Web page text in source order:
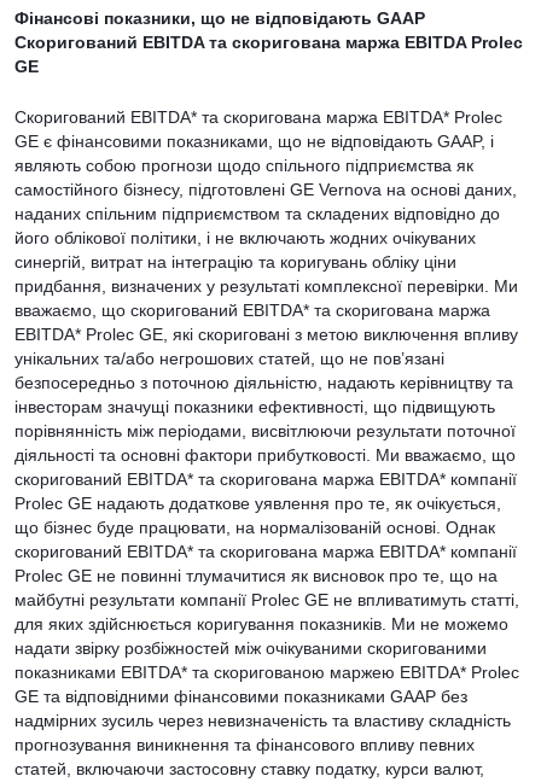
Фінансові показники, що не відповідають GAAP
Скоригований EBITDA та скоригована маржа EBITDA Prolec
GE
Скоригований EBITDA* та скоригована маржа EBITDA* Prolec
GE є фінансовими показниками, що не відповідають GAAP, і
являють собою прогнози щодо спільного підприємства як
самостійного бізнесу, підготовлені GE Vernova на основі даних,
наданих спільним підприємством та складених відповідно до
його облікової політики, і не включають жодних очікуваних
синергій, витрат на інтеграцію та коригувань обліку ціни
придбання, визначених у результаті комплексної перевірки. Ми
вважаємо, що скоригований EBITDA* та скоригована маржа
EBITDA* Prolec GE, які скориговані з метою виключення впливу
унікальних та/або негрошових статей, що не пов’язані
безпосередньо з поточною діяльністю, надають керівництву та
інвесторам значущі показники ефективності, що підвищують
порівнянність між періодами, висвітлюючи результати поточної
діяльності та основні фактори прибутковості. Ми вважаємо, що
скоригований EBITDA* та скоригована маржа EBITDA* компанії
Prolec GE надають додаткове уявлення про те, як очікується,
що бізнес буде працювати, на нормалізованій основі. Однак
скоригований EBITDA* та скоригована маржа EBITDA* компанії
Prolec GE не повинні тлумачитися як висновок про те, що на
майбутні результати компанії Prolec GE не впливатимуть статті,
для яких здійснюється коригування показників. Ми не можемо
надати звірку розбіжностей між очікуваними скоригованими
показниками EBITDA* та скоригованою маржею EBITDA* Prolec
GE та відповідними фінансовими показниками GAAP без
надмірних зусиль через невизначеність та властиву складність
прогнозування виникнення та фінансового впливу певних
статей, включаючи застосовну ставку податку, курси валют,